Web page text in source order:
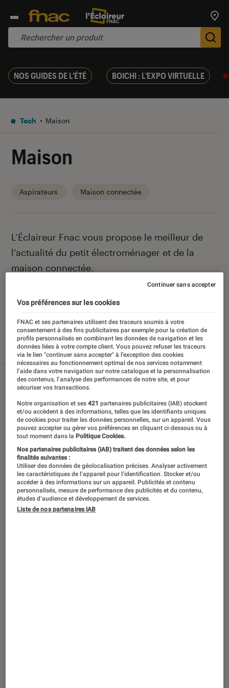
NOS GUIDES DE L'ÉTÉ BOICHI : L'EXPO VIRTUELLE
Tech Maison
Maison
Aspirateurs Maison connectée
Introduction
L’Éclaireur Fnac vous propose le meilleur de
l’actualité du petit électroménager et de la
maison connectée.
Nos derniers contenus
Tout Articles Sélections et guides
Vos préférences sur les cookies
FNAC et ses partenaires utilisent des traceurs soumis à votre
consentement à des fins publicitaires par exemple pour la création de
profils personnalisés en combinant les données de navigation et les
données liées à votre compte client. Vous pouvez refuser les traceurs
via le lien "continuer sans accepter" à l’exception des cookies
nécessaires au fonctionnement optimal de nos services notamment
l’aide dans votre navigation sur notre catalogue et la personnalisation
des contenus, l’analyse des performances de notre site, et pour
sécuriser vos transactions.
Notre organisation et ses421 partenaires publicitaires (IAB) stockent
et/ou accèdent à des informations, telles que les identifiants uniques
de cookies pour traiter les données personnelles, sur un appareil. Vous
pouvez accepter ou gérer vos préférences en cliquant ci-dessous ou à
tout moment dans la Politique Cookies.
Nos partenaires publicitaires (IAB) traitent des données selon les
finalités suivantes :
Utiliser des données de géolocalisation précises. Analyser activement
les caractéristiques de l’appareil pour l’identification. Stocker et/ou
accéder à des informations sur un appareil. Publicités et contenu
personnalisés, mesure de performance des publicités et du contenu,
études d’audience et développement de services.
Liste de nos partenaires IAB
Continuer sans accepter